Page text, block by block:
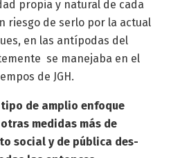
propia y natural de cada
riesgo de serlo por la actual
en las antípodas del
se manejaba en el
de JGH.
tipo de amplio enfoque
medidas más de
social y de pública des-